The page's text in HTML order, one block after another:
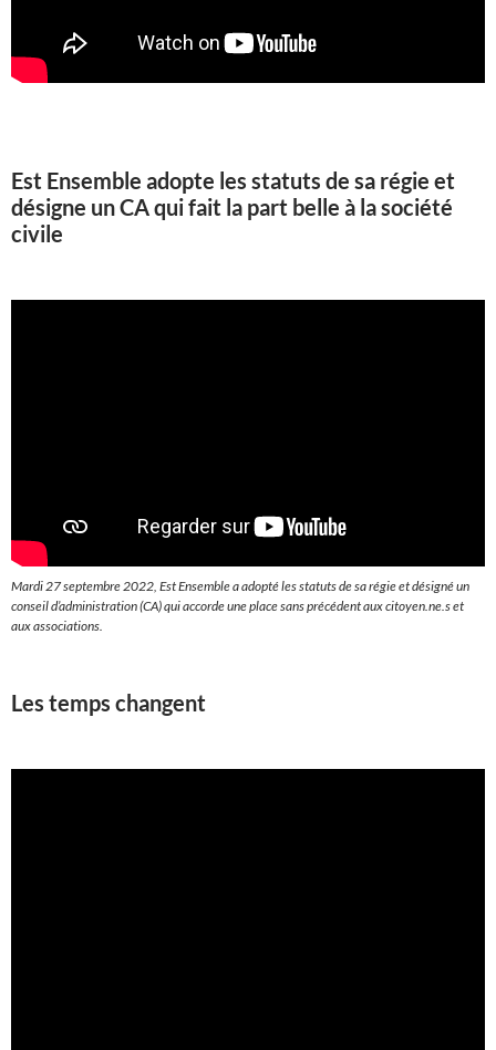
Est Ensemble adopte les statuts de sa régie et
désigne un CA qui fait la part belle à la société
civile
Mardi 27 septembre 2022, Est Ensemble a adopté les statuts de sa régie et désigné un
conseil d’administration (CA) qui accorde une place sans précédent aux citoyen.ne.s et
aux associations.
Les temps changent